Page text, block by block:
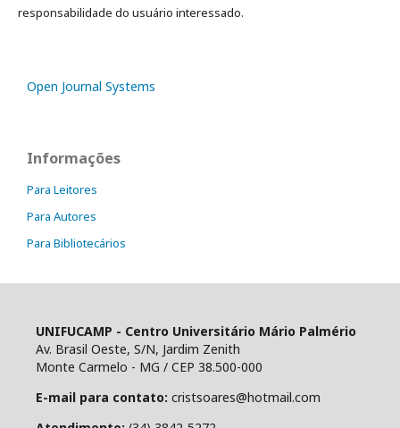
responsabilidade do usuário interessado.
Open Journal Systems
Informações
Para Leitores
Para Autores
Para Bibliotecários
UNIFUCAMP - Centro Universitário Mário Palmério
Av. Brasil Oeste, S/N, Jardim Zenith
Monte Carmelo - MG / CEP 38.500-000
E-mail para contato: cristsoares@hotmail.com